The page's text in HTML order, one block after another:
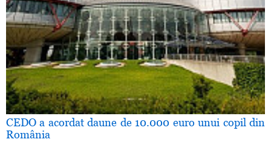
CEDO a acordat daune de 10.000 euro unui copil din
România